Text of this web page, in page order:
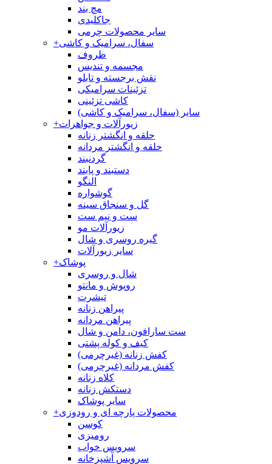
مچ بند
جاکلیدی
سایر محصولات چرمی
+سفال، سرامیک و کاشی
ظروف
مجسمه و تندیس
نقش برجسته و تابلو
تزئینات سرامیکی
کاشی تزئینی
سایر (سفال، سرامیک و کاشی)
+زیورآلات و جواهرات
حلقه و انگشتر زنانه
حلقه و انگشتر مردانه
گردنبند
دستبند و پابند
النگو
گوشواره
گل و سنجاق سینه
ست و نیم ست
زیورآلات مو
گیره روسری و شال
سایر زیورآلات
+پوشاک
شال و روسری
روپوش و مانتو
تیشرت
پیراهن زنانه
پیراهن مردانه
ست سارافون، دامن و شال
کیف و کوله پشتی
کفش زنانه (غیرچرمی)
کفش مردانه (غیرچرمی)
کلاه زنانه
دستکش زنانه
سایر پوشاک
+محصولات پارچه ای و رودوزی
کوسن
رومیزی
سرویس خواب
سرویس آشپزخانه